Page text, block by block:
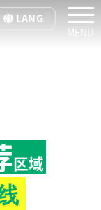
LANG
区域